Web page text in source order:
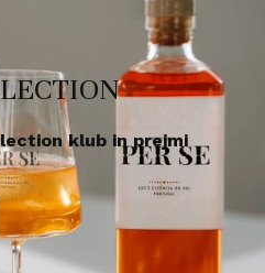
morate biti polnoletni.
Prekomerno pitje alkohola
polnoleten
(18+)
klub in prejmi